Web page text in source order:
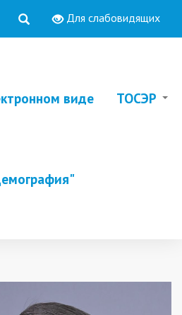
Для слабовидящих
виде ТОСЭР